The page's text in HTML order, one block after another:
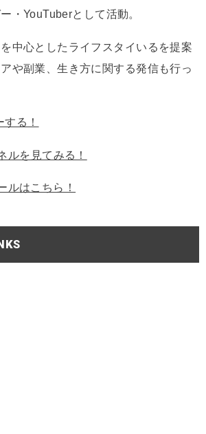
・YouTuberとして活動。
中心としたライフスタイいるを提案
や副業、生き方に関する発信も行っ
る！
ルを見てみる！
ルはこちら！